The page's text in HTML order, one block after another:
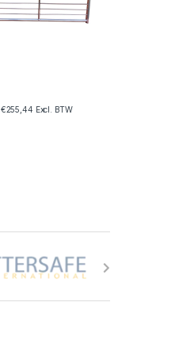
€255,44 Excl. BTW